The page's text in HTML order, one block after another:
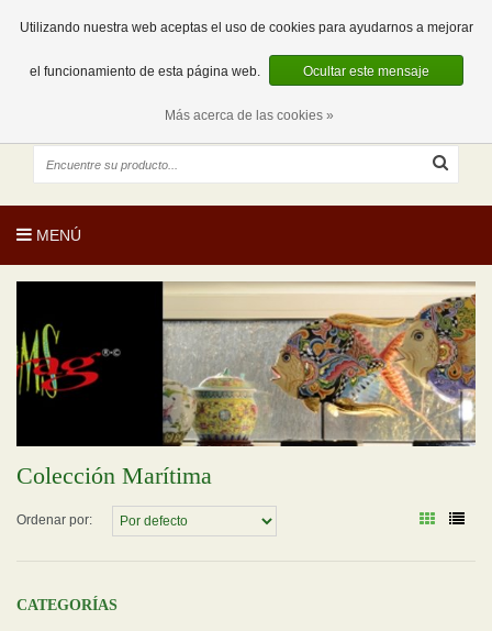
0 Artículos
ES
EUR
MENÚ
Colección Marítima
Ordenar por:
CATEGORÍAS
Utilizando nuestra web aceptas el uso de cookies para ayudarnos a mejorar
el funcionamiento de esta página web. Ocultar este mensaje
Más acerca de las cookies »